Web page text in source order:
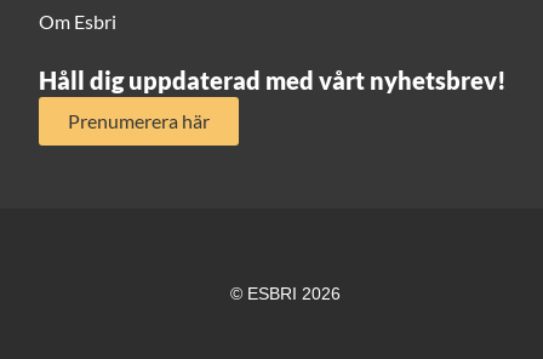
Om Esbri
Håll dig uppdaterad med vårt nyhetsbrev!
Prenumerera här
© ESBRI 2026